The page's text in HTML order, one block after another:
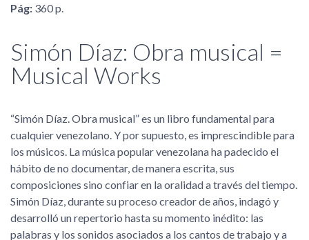
Pág: 360 p.
Simón Díaz: Obra musical =
Musical Works
Simón Díaz. Obra musical es un libro fundamental para
cualquier venezolano. Y por supuesto, es imprescindible para
los músicos. La música popular venezolana ha padecido el
hábito de no documentar, de manera escrita, sus
composiciones sino confiar en la oralidad a través del tiempo.
Simón Díaz, durante su proceso creador de años, indagó y
desarrolló un repertorio hasta su momento inédito: las
palabras y los sonidos asociados a los cantos de trabajo y a